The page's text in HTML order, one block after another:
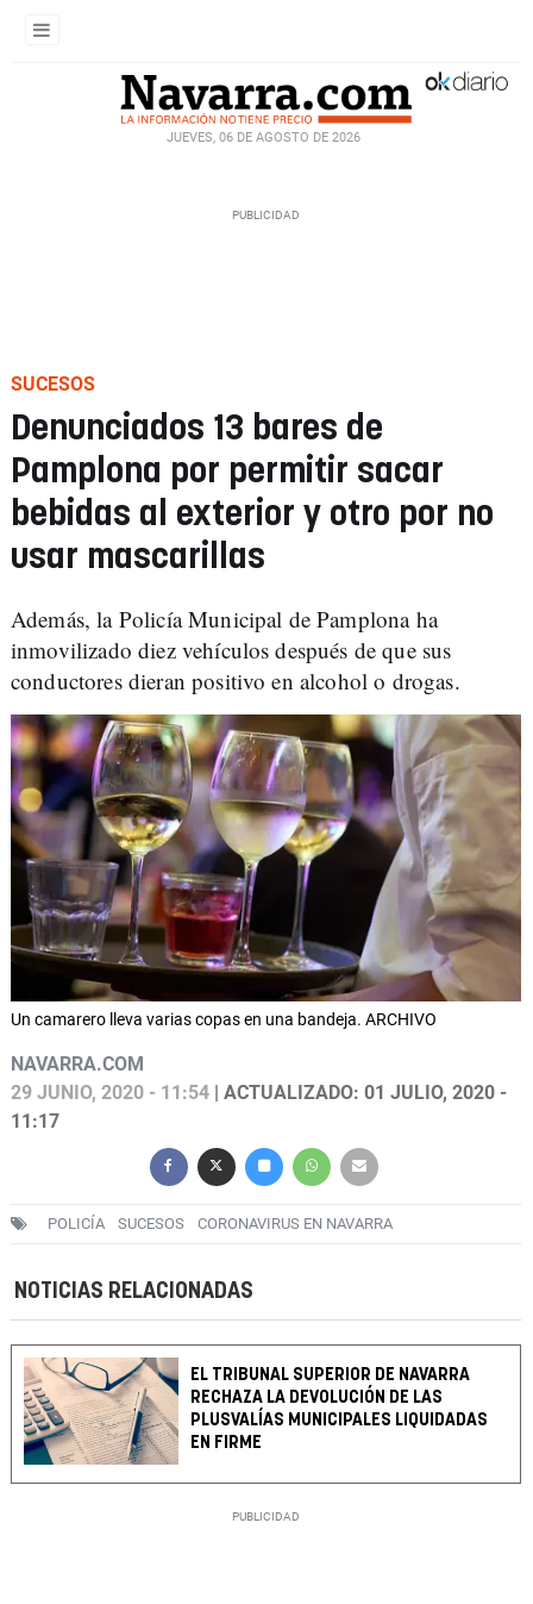
JUEVES, 06 DE AGOSTO DE 2026
SUCESOS
Denunciados 13 bares de
Pamplona por permitir sacar
bebidas al exterior y otro por no
usar mascarillas
Además, la Policía Municipal de Pamplona ha
inmovilizado diez vehículos después de que sus
conductores dieran positivo en alcohol o drogas.
Un camarero lleva varias copas en una bandeja. ARCHIVO
NAVARRA.COM
29 JUNIO, 2020 - 11:54 | ACTUALIZADO: 01 JULIO, 2020 -
11:17
POLICÍA SUCESOS CORONAVIRUS EN NAVARRA
NOTICIAS RELACIONADAS
EL TRIBUNAL SUPERIOR DE NAVARRA
RECHAZA LA DEVOLUCIÓN DE LAS
PLUSVALÍAS MUNICIPALES LIQUIDADAS
EN FIRME